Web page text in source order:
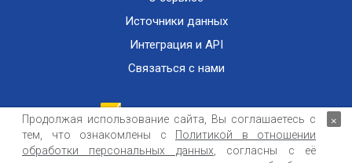
Источники данных
Интеграция и API
Связаться с нами
Публичный договор оказания информационных услуг
ООО «Контемпорари» не несет ответственности за достоверность информации,
получаемой из открытых источников и от третьих лиц.
Продолжая использование сайта, Вы соглашаетесь с
тем, что ознакомлены с
Политикой в отношении
обработки персональных данных , согласны с её
×